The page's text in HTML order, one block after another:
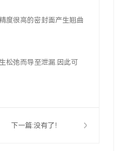
度很高的密封面产生翘曲
松弛而导至泄漏.因此可
下一篇:没有了！